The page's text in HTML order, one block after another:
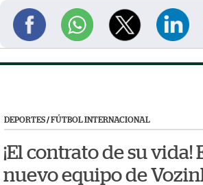
DEPORTES/FÚTBOL INTERNACIONAL
¡El contrato de su vida!
nuevo equipo de